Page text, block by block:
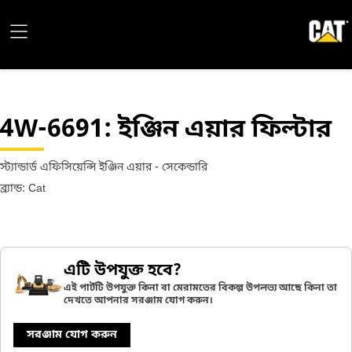
4W-6691: ইঞ্জিন এয়ার ফিল্টার
স্ট্যান্ডার্ড এফিসিয়েন্সি ইঞ্জিন এয়ার - সেকেন্ডারি
ব্র্যান্ড: Cat
এটি উপযুক্ত হবে?
এই পার্টটি উপযুক্ত কিনা বা মেরামতের বিকল্প উপলভ্য আছে কিনা তা
দেখতে আপনার সরঞ্জাম যোগ করুন।
সরঞ্জাম যোগ করুন